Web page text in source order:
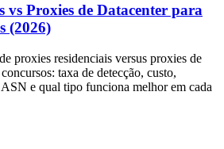
vs Proxies de Datacenter para
(2026)
proxies residenciais versus proxies de
taxa de detecção, custo,
e qual tipo funciona melhor em cada